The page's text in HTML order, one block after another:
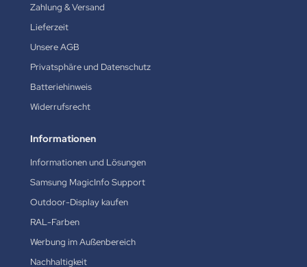
Zahlung & Versand
Lieferzeit
Unsere AGB
Privatsphäre und Datenschutz
Batteriehinweis
Widerrufsrecht
Informationen
Informationen und Lösungen
Samsung MagicInfo Support
Outdoor-Display kaufen
RAL-Farben
Werbung im Außenbereich
Nachhaltigkeit